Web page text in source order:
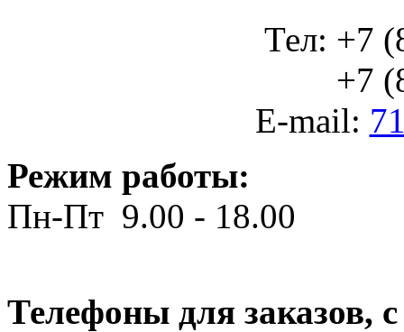
Тел: +7
+7
E-mail:
Режим работы:
Пн-Пт 9.00 - 18.00
Телефоны для заказов,